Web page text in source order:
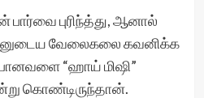
பார்வை புரிந்த்து, ஆனால்
வேலைகலை கவனிக்க
“ஹாய் மிஷி”
கொண்டிருந்தான்.